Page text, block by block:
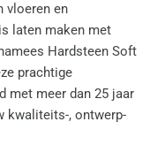
vloeren en
laten maken met
Hardsteen Soft
prachtige
met meer dan 25 jaar
kwaliteits-, ontwerp-